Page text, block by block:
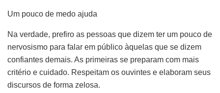
Um pouco de medo ajuda
Na verdade, prefiro as pessoas que dizem ter um pouco de
nervosismo para falar em público àquelas que se dizem
confiantes demais. As primeiras se preparam com mais
critério e cuidado. Respeitam os ouvintes e elaboram seus
discursos de forma zelosa.